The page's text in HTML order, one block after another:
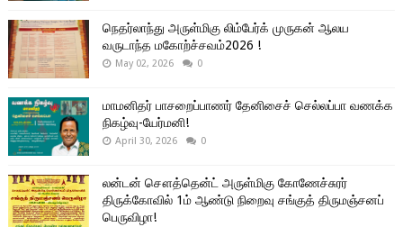
நெதர்லாந்து அருள்மிகு லிம்பேர்க் முருகன் ஆலய
வருடாந்த மகோற்ச்சவம்2026 !
May 02, 2026 0
மாமனிதர் பாசறைப்பாணர் தேனிசைச் செல்லப்பா வணக்க
நிகழ்வு-யேர்மனி!
April 30, 2026 0
லன்டன் சௌத்தென்ட் அருள்மிகு கோணேச்சுரர்
திருக்கோவில் 1ம் ஆண்டு நிறைவு சங்குத் திருமஞ்சனப்
பெருவிழா!